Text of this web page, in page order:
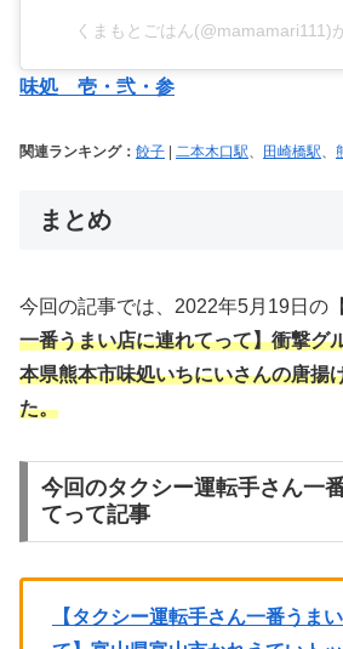
くまもとごはん(@mamamari111)
味処 壱・弐・参
関連ランキング： 餃子 | 二本木口駅、 田崎橋駅、
まとめ
今回の記事では、2022年5月19日の【
一番うまい店に連れてって】衝撃グ
本県熊本市味処いちにいさんの唐揚
た。
今回のタクシー運転手さん一
てって記事
【タクシー運転手さん一番うま